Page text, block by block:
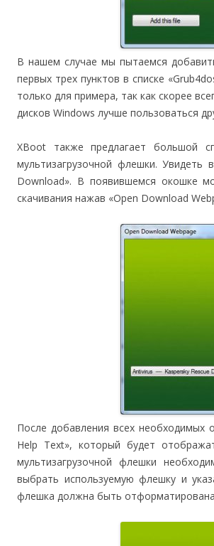
В нашем случае мы пытаемся
первых трех пунктов в списке
только для примера, так как скорее
дисков Windows лучше пользоваться
XBoot также предлагает большой
мультизагрузочной флешки.
Download». В появившемся окошке
скачивания нажав «Open Download
После добавления всех
Help Text», который будет
мультизагрузочной флешки
выбрать используемую флешку и
флешка должна быть